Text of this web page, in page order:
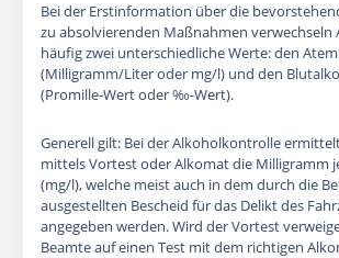
Bei der Erstinformation über die
zu absolvierenden Maßnahmen verwechseln
häufig zwei unterschiedliche Werte: den
(Milligramm/Liter oder mg/l) und den
(Promille-Wert oder ‰-Wert).
Generell gilt: Bei der Alkoholkontrolle
mittels Vortest oder Alkomat die Milligramm
(mg/l), welche meist auch in dem durch die
ausgestellten Bescheid für das Delikt des
angegeben werden. Wird der Vortest
Beamte auf einen Test mit dem richtigen